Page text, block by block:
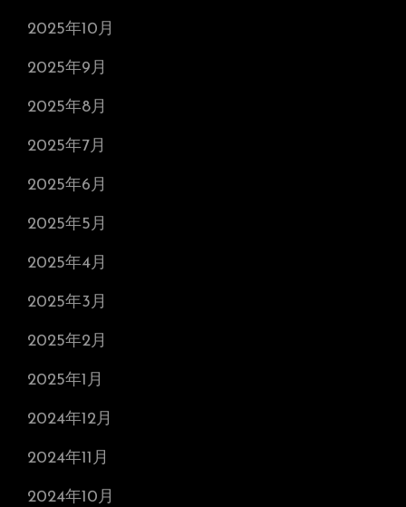
2025年10月
2025年9月
2025年8月
2025年7月
2025年6月
2025年5月
2025年4月
2025年3月
2025年2月
2025年1月
2024年12月
2024年11月
2024年10月